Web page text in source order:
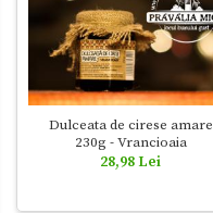
Dulceata de cirese amare
230g - Vrancioaia
28,98 Lei